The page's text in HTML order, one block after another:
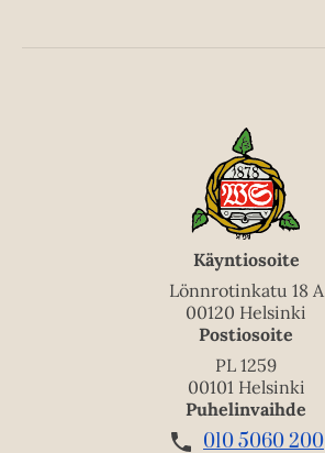
Käyntiosoite
Lönnrotinkatu 18 A
00120 Helsinki
Postiosoite
PL 1259
00101 Helsinki
Puhelinvaihde
010 5060 200